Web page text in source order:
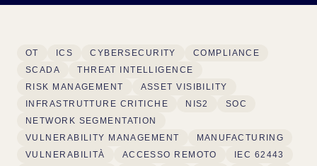
OT ICS CYBERSECURITY
COMPLIANCE
SCADA
THREAT INTELLIGENCE
RISK MANAGEMENT
ASSET VISIBILITY
INFRASTRUTTURE CRITICHE
NIS2
SOC
NETWORK SEGMENTATION
VULNERABILITY MANAGEMENT
MANUFACTURING
VULNERABILITÀ
ACCESSO REMOTO
IEC 62443